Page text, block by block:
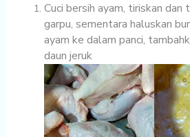
Cuci bersih ayam, tiriskan dan
garpu, sementara haluskan
ayam ke dalam panci,
daun jeruk